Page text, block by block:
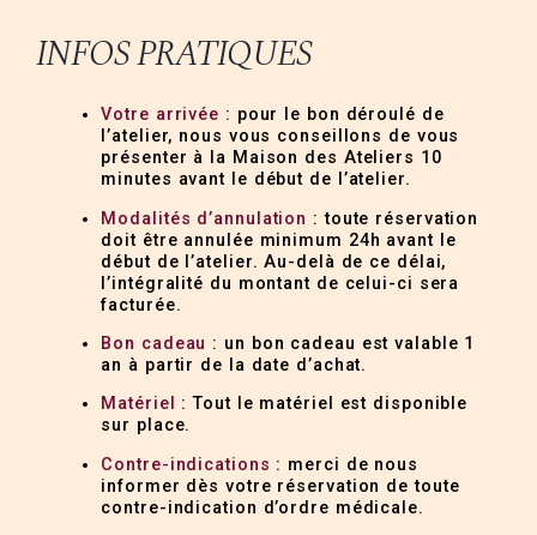
INFOS PRATIQUES
Votre arrivée : pour le bon déroulé de
l’atelier, nous vous conseillons de vous
présenter à la Maison des Ateliers 10
minutes avant le début de l’atelier.
Modalités d’annulation : toute réservation
doit être annulée minimum 24h avant le
début de l’atelier. Au-delà de ce délai,
l’intégralité du montant de celui-ci sera
facturée.
Bon cadeau : un bon cadeau est valable 1
an à partir de la date d’achat.
Matériel : Tout le matériel est disponible
sur place.
Contre-indications : merci de nous
informer dès votre réservation de toute
contre-indication d’ordre médicale.